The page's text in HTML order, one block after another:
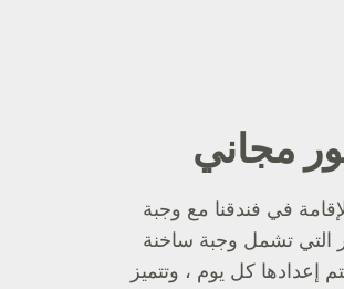
مجاني
في فندقنا مع وجبة
التي تشمل وجبة ساخنة
إعدادها كل يوم ، وتتميز